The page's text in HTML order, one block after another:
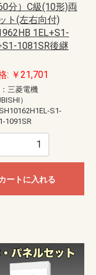
分）C級(10形)両
ト(左右向付)
1EL+S1-
1081SR後継
: ￥21,701
三菱電機
）
S1-
1091SR
ートに入れる